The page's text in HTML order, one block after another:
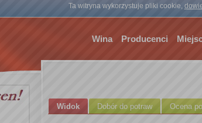
Ta witryna wykorzystuje pliki cookie,
Wina Producenci
Widok Dobór do potraw Ocena